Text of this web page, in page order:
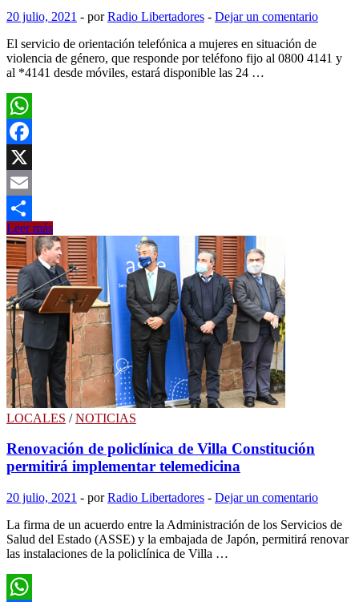
20 julio, 2021 - porRadio Libertadores - Dejar un comentario
El servicio de orientación telefónica a mujeres en situación de
violencia de género, que responde por teléfono fijo al 0800 4141 y
al *4141 desde móviles, estará disponible las 24 …
WhatsApp
Facebook
X
Email
Compartir
Servicio
telefónico
de
escucha
y
orientación
para
mujeres
que
sufren
violencia
atenderá
las
24
Leer más
LOCALES /NOTICIAS
Renovación de policlínica de Villa Constitución
permitirá implementar telemedicina
20 julio, 2021 - porRadio Libertadores - Dejar un comentario
La firma de un acuerdo entre la Administración de los Servicios de
Salud del Estado (ASSE) y la embajada de Japón, permitirá renovar
las instalaciones de la policlínica de Villa …